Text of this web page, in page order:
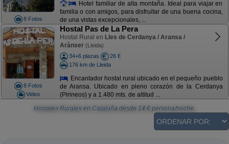
8 Fotos
Hotel familiar de alta montaña. Ideal para viajar en
familia o con amigos, para disfruitar de una buena cocina,
de una vistas excepcionales, ...
8 Fotos
Video
Hostal Pas de La Pera
Hostal Rural en Lles de Cerdanya / Aransa /
Arànser (Lleida)
34+6 plazas
26 €
176 km de Lleida
Encantador hostal rural ubicado en el pequeño pueblo
de Aransa. Ubicado en pleno corazón de la Cerdanya
(Pirineos) y a 1.480 mts. de altitud ...
Hostales Rurales en Cataluña desde 14 € persona/noche.